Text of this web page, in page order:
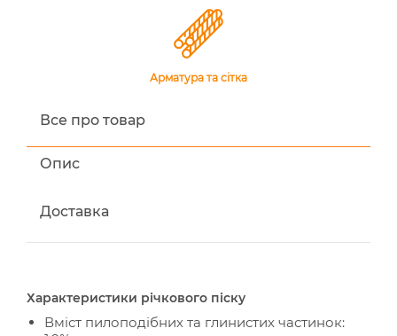
Арматура та сітка
Все про товар
Опис
Доставка
Характеристики річкового піску
Вміст пилоподібних та глинистих частинок: